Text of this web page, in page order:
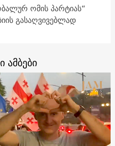
ომის პარტიას“
გასაღვივებლად
ამბები